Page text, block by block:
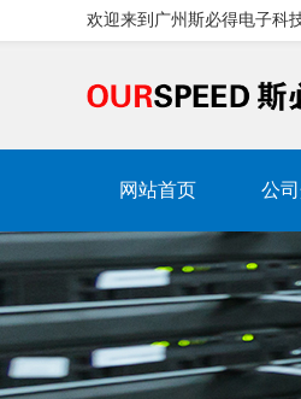
欢迎来到广州斯必得电子科
网站首页 公